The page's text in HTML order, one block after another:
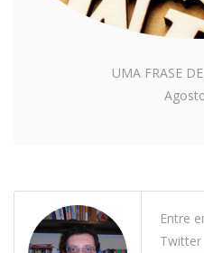
UMA FRASE
Entre
Twitter